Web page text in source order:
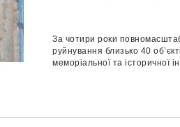
За чотири роки
руйнування близько 40
меморіальної та історичної